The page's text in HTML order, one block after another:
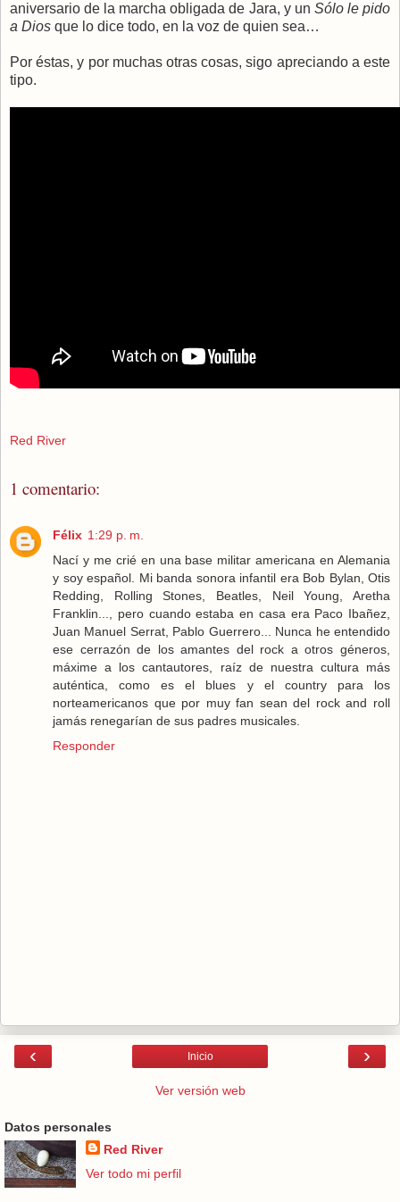
aniversario de la marcha obligada de Jara, y un Sólo le pido
a Dios que lo dice todo, en la voz de quien sea…
Por éstas, y por muchas otras cosas, sigo apreciando a este
tipo.
Red River
1 comentario:
Félix 1:29 p. m.
Nací y me crié en una base militar americana en Alemania
y soy español. Mi banda sonora infantil era Bob Bylan, Otis
Redding, Rolling Stones, Beatles, Neil Young, Aretha
Franklin..., pero cuando estaba en casa era Paco Ibañez,
Juan Manuel Serrat, Pablo Guerrero... Nunca he entendido
ese cerrazón de los amantes del rock a otros géneros,
máxime a los cantautores, raíz de nuestra cultura más
auténtica, como es el blues y el country para los
norteamericanos que por muy fan sean del rock and roll
jamás renegarían de sus padres musicales.
Responder
‹ ›
Inicio
Ver versión web
Datos personales
Red River
Ver todo mi perfil